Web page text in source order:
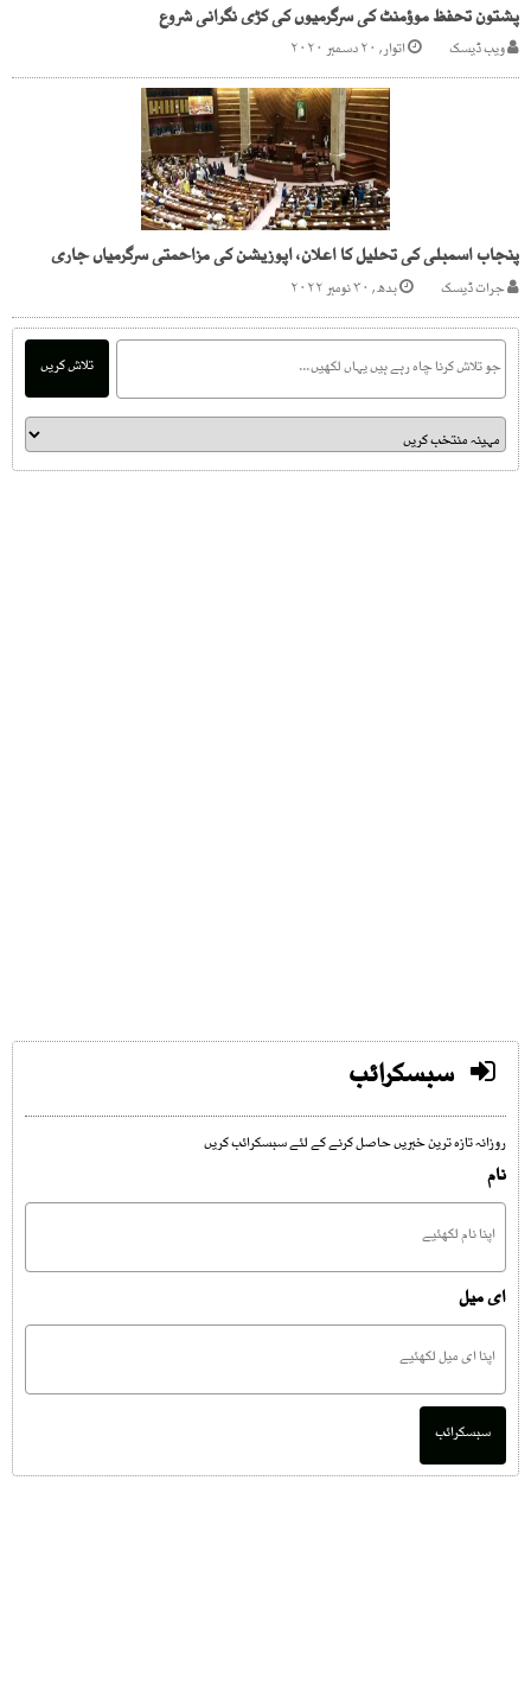
پشتون تحفظ موؤمنٹ کی سرگرمیوں کی کڑی نگرانی شروع
ویب ڈیسک اتوار, ۲۰ دسمبر ۲۰۲۰
پنجاب اسمبلی کی تحلیل کا اعلان، اپوزیشن کی مزاحمتی سرگرمیاں جاری
جرات ڈیسک بدھ, ۳۰ نومبر ۲۰۲۲
تلاش کریں
سبسکرائب
روزانہ تازہ ترین خبریں حاصل کرنے کے لئے سبسکرائب کریں
نام
ای میل
سبسکرائب